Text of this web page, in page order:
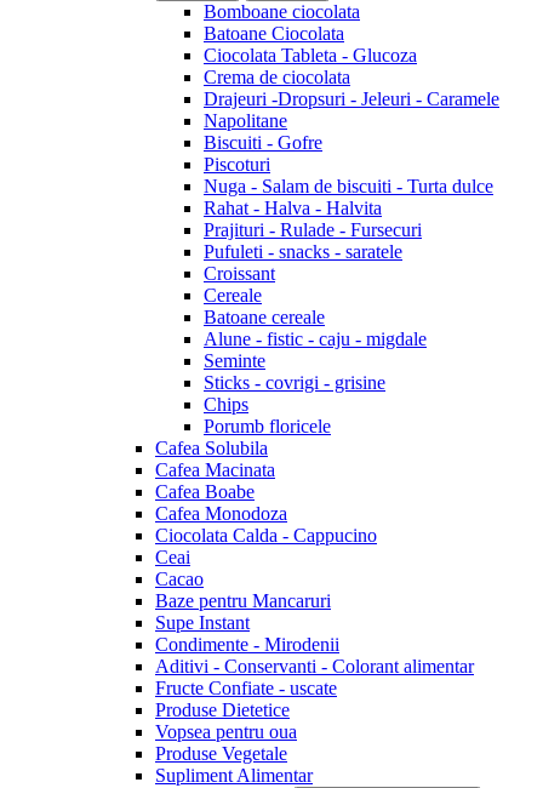
Bomboane ciocolata
Batoane Ciocolata
Ciocolata Tableta - Glucoza
Crema de ciocolata
Drajeuri -Dropsuri - Jeleuri - Caramele
Napolitane
Biscuiti - Gofre
Piscoturi
Nuga - Salam de biscuiti - Turta dulce
Rahat - Halva - Halvita
Prajituri - Rulade - Fursecuri
Pufuleti - snacks - saratele
Croissant
Cereale
Batoane cereale
Alune - fistic - caju - migdale
Seminte
Sticks - covrigi - grisine
Chips
Porumb floricele
Cafea Solubila
Cafea Macinata
Cafea Boabe
Cafea Monodoza
Ciocolata Calda - Cappucino
Ceai
Cacao
Baze pentru Mancaruri
Supe Instant
Condimente - Mirodenii
Aditivi - Conservanti - Colorant alimentar
Fructe Confiate - uscate
Produse Dietetice
Vopsea pentru oua
Produse Vegetale
Supliment Alimentar